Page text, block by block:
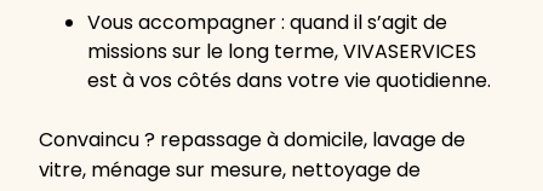
Vous accompagner : quand il s’agit de
missions sur le long terme, VIVASERVICES
est à vos côtés dans votre vie quotidienne.
Convaincu ? repassage à domicile, lavage de
vitre, ménage sur mesure, nettoyage de